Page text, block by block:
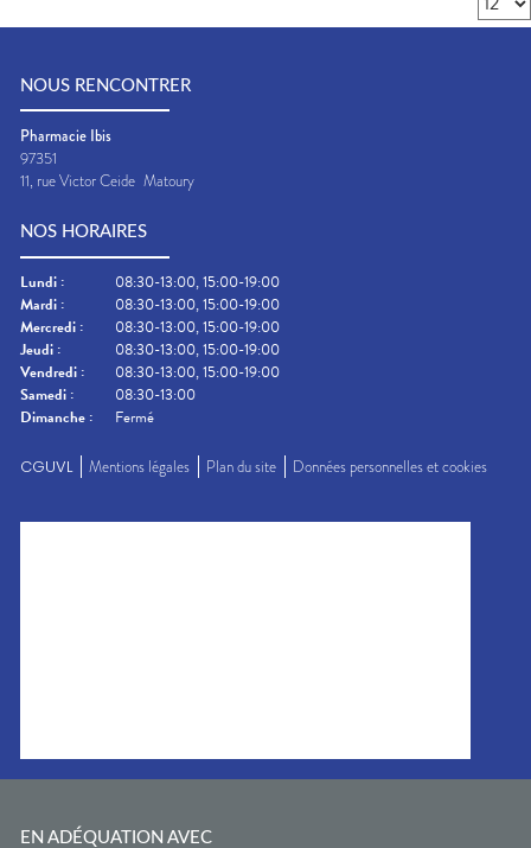
NOUS RENCONTRER
Pharmacie Ibis
97351
11, rue Victor Ceide Matoury
NOS HORAIRES
Lundi :
08:30-13:00, 15:00-19:00
Mardi :
08:30-13:00, 15:00-19:00
Mercredi :
08:30-13:00, 15:00-19:00
Jeudi :
08:30-13:00, 15:00-19:00
Vendredi :
08:30-13:00, 15:00-19:00
Samedi :
08:30-13:00
Dimanche : Fermé
CGUVL Mentions légales Plan du site Données personnelles et cookies
EN ADÉQUATION AVEC